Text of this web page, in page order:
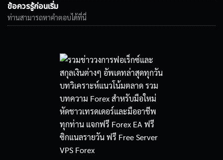
ข้อควรรู้ก่อนเริ่ม
ท่านสามารถหาคำตอบได้ที่นี่